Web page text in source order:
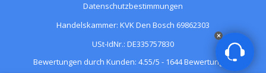
Datenschutzbestimmungen
Handelskammer: KVK Den Bosch 69862303
USt-IdNr.: DE335757830
Bewertungen durch Kunden: 4.55/5 - 1644Bewertungen